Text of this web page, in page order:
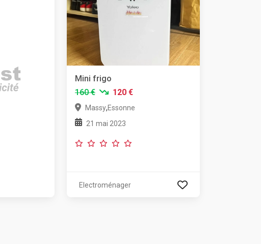
Mini frigo
160 €
120 €
Massy,Essonne
21 mai 2023
Electroménager